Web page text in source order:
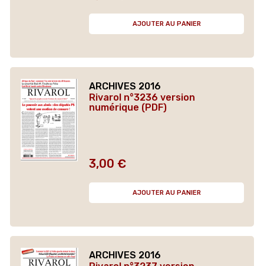
AJOUTER AU PANIER
ARCHIVES 2016
Rivarol n°3236 version
numérique (PDF)
Prix
3,00 €
AJOUTER AU PANIER
ARCHIVES 2016